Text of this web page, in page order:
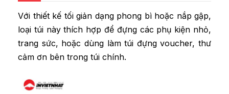
Với thiết kế tối giản dạng phong bì hoặc nắp gập,
loại túi này thích hợp để đựng các phụ kiện nhỏ,
trang sức, hoặc dùng làm túi đựng voucher, thư
cảm ơn bên trong túi chính.